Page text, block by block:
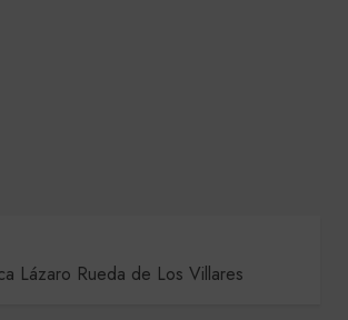
Lázaro Rueda de Los Villares